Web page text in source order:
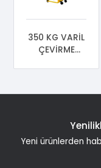
350 KG VARİL
ÇEVİRME
Yeni ürünlerden